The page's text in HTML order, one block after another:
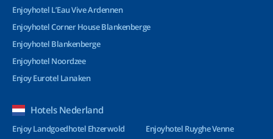
Enjoyhotel L’Eau Vive Ardennen
Enjoyhotel Corner House Blankenberge
Enjoyhotel Blankenberge
Enjoyhotel Noordzee
Enjoy Eurotel Lanaken
Hotels Nederland
Enjoy Landgoedhotel Ehzerwold
Enjoyhotel Ruyghe Venne